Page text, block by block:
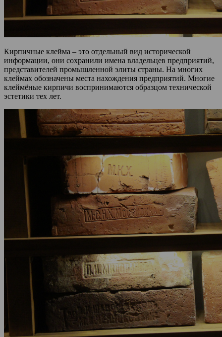
Кирпичные клейма – это отдельный вид исторической
информации, они сохранили имена владельцев предприятий,
представителей промышленной элиты страны. На многих
клеймах обозначены места нахождения предприятий. Многие
клеймёные кирпичи воспринимаются образцом технической
эстетики тех лет.